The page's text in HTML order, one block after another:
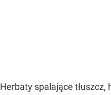
Herbaty spalające